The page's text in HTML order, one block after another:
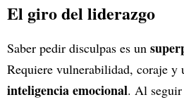
El giro del liderazgo
Saber pedir disculpas es un
Requiere vulnerabilidad, coraje y
inteligencia emocional. Al